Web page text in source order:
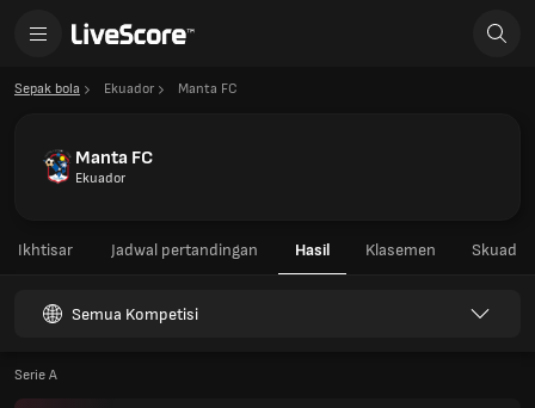
Sepak bola Ekuador Manta FC
Manta FC
Ekuador
Ikhtisar Jadwal pertandingan Hasil Klasemen Skuad
Semua Kompetisi
Serie A